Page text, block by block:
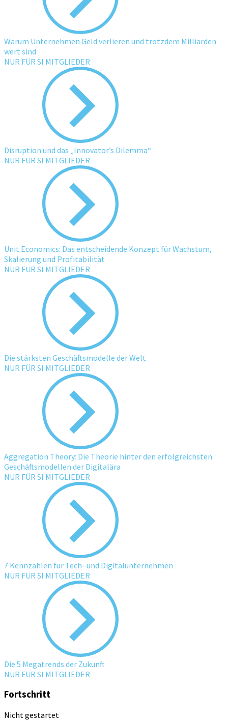
Warum Unternehmen Geld verlieren und trotzdem Milliarden
wert sind
NUR FÜR SI MITGLIEDER
Disruption und das „Innovator’s Dilemma“
NUR FÜR SI MITGLIEDER
Unit Economics: Das entscheidende Konzept für Wachstum,
Skalierung und Profitabilität
NUR FÜR SI MITGLIEDER
Die stärksten Geschäftsmodelle der Welt
NUR FÜR SI MITGLIEDER
Aggregation Theory: Die Theorie hinter den erfolgreichsten
Geschäftsmodellen der Digitalära
NUR FÜR SI MITGLIEDER
7 Kennzahlen für Tech- und Digitalunternehmen
NUR FÜR SI MITGLIEDER
Die 5 Megatrends der Zukunft
NUR FÜR SI MITGLIEDER
Fortschritt
Nicht gestartet